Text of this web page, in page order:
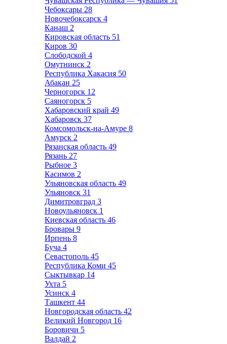
Чебоксары 28
Новочебоксарск 4
Канаш 2
Кировская область 51
Киров 30
Слободской 4
Омутнинск 2
Республика Хакасия 50
Абакан 25
Черногорск 12
Саяногорск 5
Хабаровский край 49
Хабаровск 37
Комсомольск-на-Амуре 8
Амурск 2
Рязанская область 49
Рязань 27
Рыбное 3
Касимов 2
Ульяновская область 49
Ульяновск 31
Димитровград 3
Новоульяновск 1
Киевская область 46
Бровары 9
Ирпень 8
Буча 4
Севастополь 45
Республика Коми 45
Сыктывкар 14
Ухта 5
Усинск 4
Ташкент 44
Новгородская область 42
Великий Новгород 16
Боровичи 5
Валдай 2